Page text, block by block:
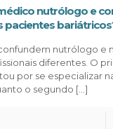
nutrólogo e
pacientes
nutrólogo e
diferentes. O
por se especializar
o segundo […]